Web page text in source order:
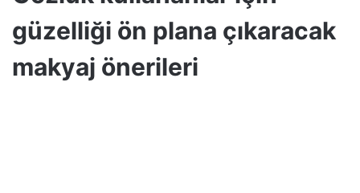
güzelliği ön plana çıkaracak
makyaj önerileri